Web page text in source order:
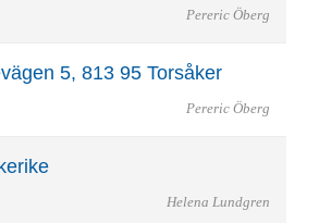
Pereric Öberg
5, 813 95 Torsåker
Pereric Öberg
Helena Lundgren